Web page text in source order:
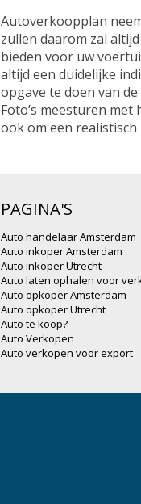
Autoverkoopplan
zullen daarom zal
bieden voor uw
altijd een duidelijke
opgave te doen van
Foto’s meesturen met
ook om een
PAGINA'S
Auto handelaar Amsterdam
Auto inkoper Amsterdam
Auto inkoper Utrecht
Auto laten ophalen voor
Auto opkoper Amsterdam
Auto opkoper Utrecht
Auto te koop?
Auto Verkopen
Auto verkopen voor export